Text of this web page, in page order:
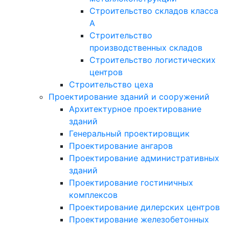
Строительство складов класса
А
Строительство
производственных складов
Строительство логистических
центров
Строительство цеха
Проектирование зданий и сооружений
Архитектурное проектирование
зданий
Генеральный проектировщик
Проектирование ангаров
Проектирование административных
зданий
Проектирование гостиничных
комплексов
Проектирование дилерских центров
Проектирование железобетонных